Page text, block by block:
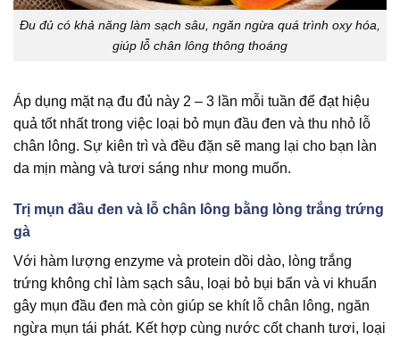
Đu đủ có khả năng làm sạch sâu, ngăn ngừa quá trình oxy hóa,
giúp lỗ chân lông thông thoáng
Áp dụng mặt nạ đu đủ này 2 – 3 lần mỗi tuần để đạt hiệu
quả tốt nhất trong việc loại bỏ mụn đầu đen và thu nhỏ lỗ
chân lông. Sự kiên trì và đều đặn sẽ mang lại cho bạn làn
da mịn màng và tươi sáng như mong muốn.
Trị mụn đầu đen và lỗ chân lông bằng lòng trắng trứng
gà
Với hàm lượng enzyme và protein dồi dào, lòng trắng
trứng không chỉ làm sạch sâu, loại bỏ bụi bẩn và vi khuẩn
gây mụn đầu đen mà còn giúp se khít lỗ chân lông, ngăn
ngừa mụn tái phát. Kết hợp cùng nước cốt chanh tươi, loại